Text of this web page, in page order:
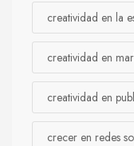
creatividad en la
creatividad en
creatividad en
crecer en redes